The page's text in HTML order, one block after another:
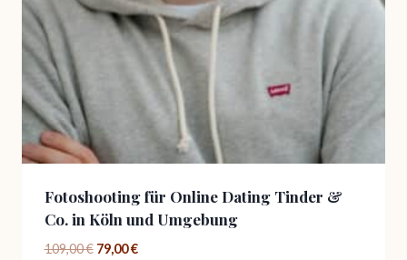
Fotoshooting für Online Dating Tinder &
Co. in Köln und Umgebung
109,00€ Ursprünglicher
79,00€Aktueller